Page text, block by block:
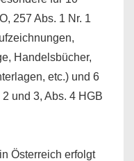
257 Abs. 1 Nr. 1
Handelsbücher,
etc.) und 6
und 3, Abs. 4 HGB
Österreich erfolgt